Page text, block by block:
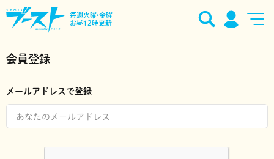
毎週火曜•金曜
お昼12時更新
会員登録
メールアドレスで登録